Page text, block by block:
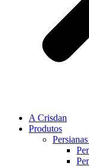
A Crisdan
Produtos